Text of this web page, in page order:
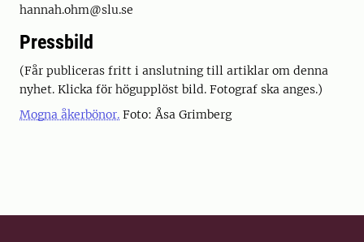
hannah.ohm@slu.se
Pressbild
(Får publiceras fritt i anslutning till artiklar om denna
nyhet. Klicka för högupplöst bild. Fotograf ska anges.)
Mogna åkerbönor. Foto: Åsa Grimberg